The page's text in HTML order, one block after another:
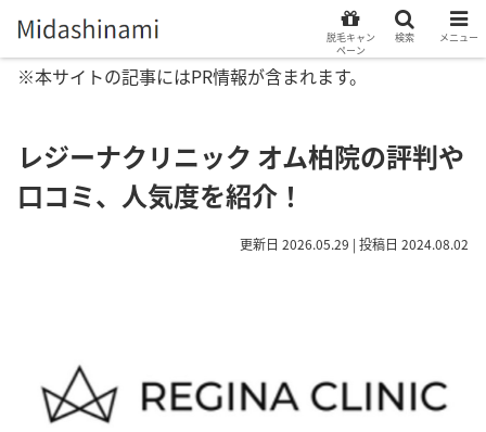
※本サイトの記事にはPR情報が含まれます。
レジーナクリニック オム柏院の評判や
口コミ、人気度を紹介！
更新日 2026.05.29 | 投稿日 2024.08.02
脱毛キャン
ペーン
検索 メニュー